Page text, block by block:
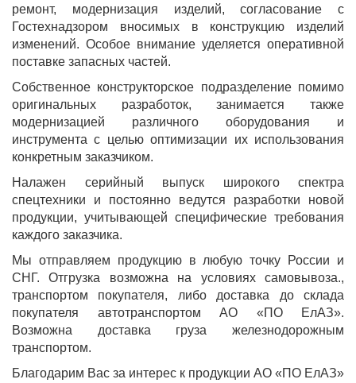
ремонт, модернизация изделий, согласование с
Гостехнадзором вносимых в конструкцию изделий
изменений. Особое внимание уделяется оперативной
поставке запасных частей.
Собственное конструкторское подразделение помимо
оригинальных разработок, занимается также
модернизацией различного оборудования и
инструмента с целью оптимизации их использования
конкретным заказчиком.
Налажен серийный выпуск широкого спектра
спецтехники и постоянно ведутся разработки новой
продукции, учитывающей специфические требования
каждого заказчика.
Мы отправляем продукцию в любую точку России и
СНГ. Отгрузка возможна на условиях самовывоза.,
транспортом покупателя, либо доставка до склада
покупателя автотранспортом АО «ПО ЕлАЗ».
Возможна доставка груза железнодорожным
транспортом.
Благодарим Вас за интерес к продукции АО «ПО ЕлАЗ»